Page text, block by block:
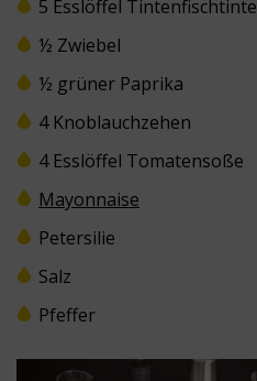
5 Esslöffel Tintenfischtinte
½ Zwiebel
½ grüner Paprika
4 Knoblauchzehen
4 Esslöffel Tomatensoße
Mayonnaise
Petersilie
Salz
Pfeffer